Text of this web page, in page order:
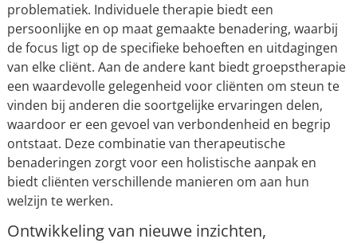
problematiek. Individuele therapie biedt een
persoonlijke en op maat gemaakte benadering, waarbij
de focus ligt op de specifieke behoeften en uitdagingen
van elke cliënt. Aan de andere kant biedt groepstherapie
een waardevolle gelegenheid voor cliënten om steun te
vinden bij anderen die soortgelijke ervaringen delen,
waardoor er een gevoel van verbondenheid en begrip
ontstaat. Deze combinatie van therapeutische
benaderingen zorgt voor een holistische aanpak en
biedt cliënten verschillende manieren om aan hun
welzijn te werken.
Ontwikkeling van nieuwe inzichten,